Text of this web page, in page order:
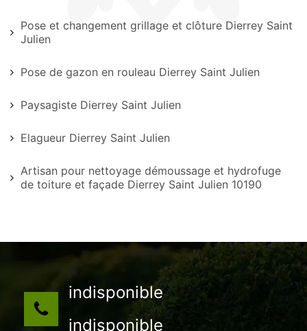
Pose et changement grillage et clôture Dierrey Saint
Julien
Pose de gazon en rouleau Dierrey Saint Julien
Paysagiste Dierrey Saint Julien
Elagueur Dierrey Saint Julien
Artisan pour nettoyage démoussage et hydrofuge
de toiture et façade Dierrey Saint Julien 10190
indisponible
indisponible